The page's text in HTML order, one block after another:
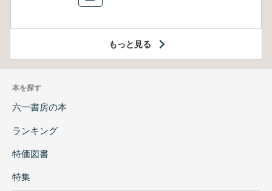
もっと見る
本を探す
六一書房の本
ランキング
特価図書
特集